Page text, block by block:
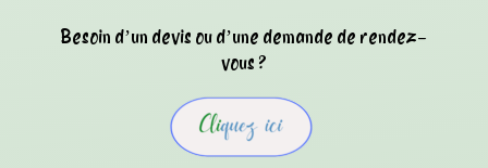
Besoin d’un devis ou d’une demande de rendez-
vous ?